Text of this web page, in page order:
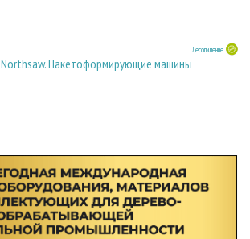
Лесопиление
Northsaw. Пакетоформирующие машины